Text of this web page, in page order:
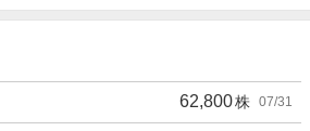
62,800株 07/31